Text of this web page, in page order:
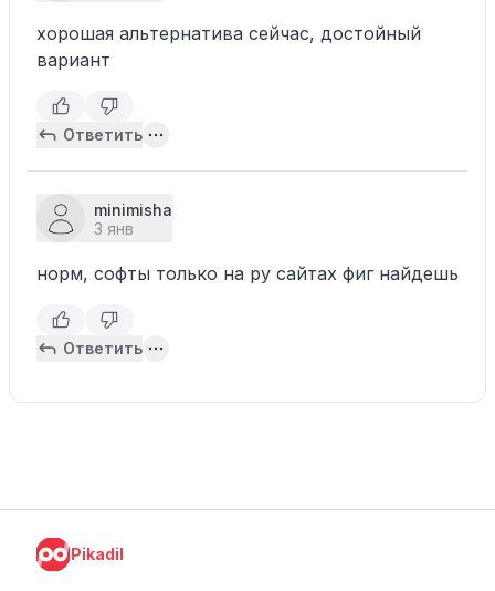
хорошая альтернатива сейчас, достойный
вариант
Ответить
minimisha
3 янв
норм, софты только на ру сайтах фиг найдешь
Ответить
Pikadil